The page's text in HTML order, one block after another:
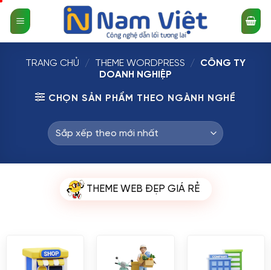
qua
nội
TRANG CHỦ
/ THEME WORDPRESS /
CÔNG TY
DOANH NGHIỆP
CHỌN SẢN PHẨM THEO NGÀNH NGHỀ
THEME WEB ĐẸP GIÁ RẺ